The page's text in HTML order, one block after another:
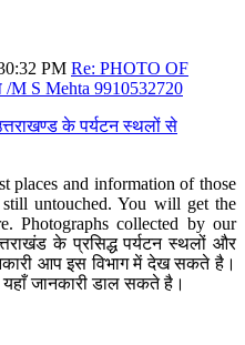
PM Re: PHOTO OF
/M S Mehta 9910532720
के पर्यटन स्थलों से
places and information of those
untouched. You will get the
Photographs collected by our
के प्रसिद्ध पर्यटन स्थलों और
आप इस विभाग में देख सकते है।
जानकारी डाल सकते है।